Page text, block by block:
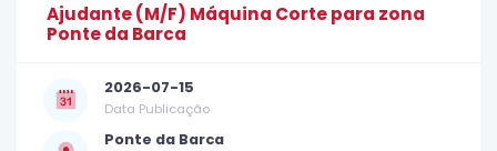
Ajudante (M/F) Máquina Corte para zona
Ponte da Barca
2026-07-15
Data Publicação
Ponte da Barca